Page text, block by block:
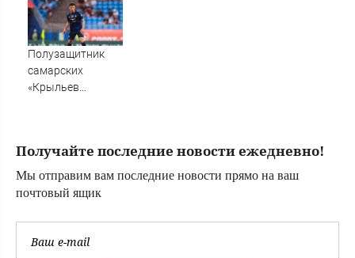
Общество
Полузащитник
самарских
«Крыльев
поражение от
Получайте последние новости ежедневно!
Мы отправим вам последние новости прямо на ваш
почтовый ящик